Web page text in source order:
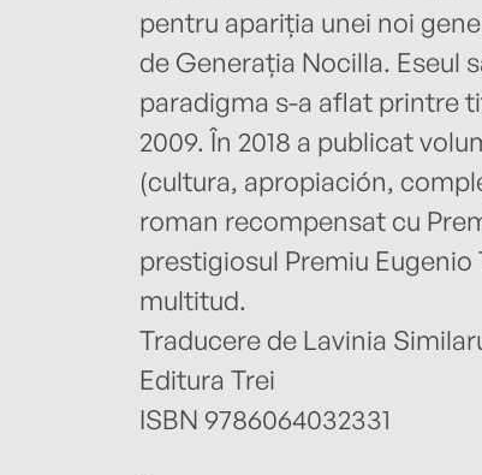
pentru apariția unei noi
de Generația Nocilla. Eseul
paradigma s-a aflat printre
2009. În 2018 a publicat
(cultura, apropiación,
roman recompensat cu
prestigiosul Premiu
multitud.
Traducere de Lavinia
Editura Trei
ISBN 9786064032331